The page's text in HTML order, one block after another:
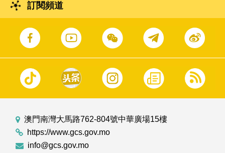
訂閱頻道
澳門南灣大馬路762-804號中華廣場15樓
https://www.gcs.gov.mo
info@gcs.gov.mo